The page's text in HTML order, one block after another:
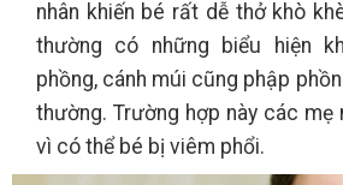
nhân khiến bé rất dễ thở khò
thường có những biểu hiện
phồng, cánh múi cũng phập
thường. Trường hợp này các mẹ
vì có thể bé bị viêm phổi.